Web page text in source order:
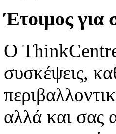
Έτοιμος για
Ο ThinkCentre
συσκέψεις,
αλλά και σας